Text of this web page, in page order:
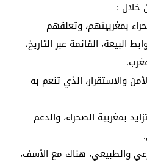
خلال :
بمغربيتهم، وتعلقهم
القائمة عبر التاريخ،
والاستقرار، الذي تنعم به
بمغربية الصحراء، والدعم
والطبيعي، هناك مع الأسف،